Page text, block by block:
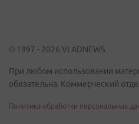
© 1997 - 2026 VLADNEWS
При любом использовании
обязательна. Коммерческий
Политика обработки персональных